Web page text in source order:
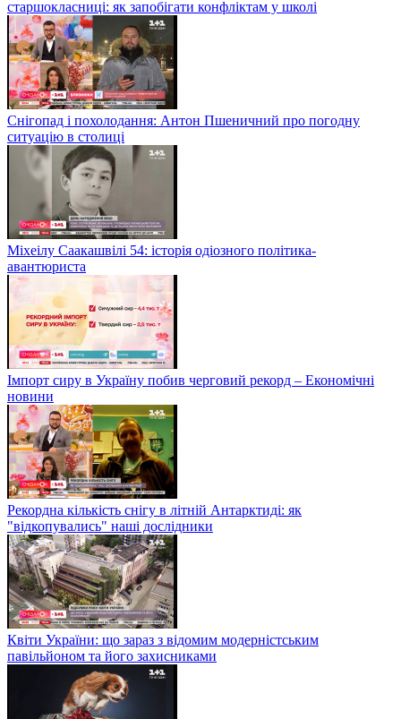
старшокласниці: як запобігати конфліктам у школі
Снігопад і похолодання: Антон Пшеничний про погодну
ситуацію в столиці
Міхеілу Саакашвілі 54: історія одіозного політика-
авантюриста
Імпорт сиру в Україну побив черговий рекорд – Економічні
новини
Рекордна кількість снігу в літній Антарктиді: як
"відкопувались" наші дослідники
Квіти України: що зараз з відомим модерністським
павільйоном та його захисниками